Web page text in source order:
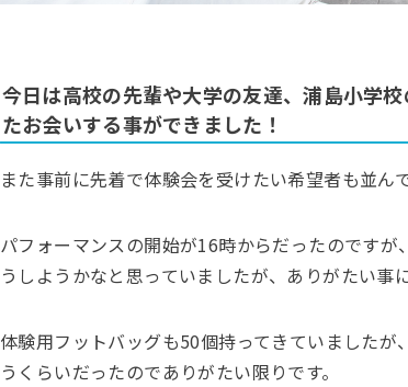
今日は高校の先輩や大学の友達、浦島小学
たお会いする事ができました！
また事前に先着で体験会を受けたい希望者も並ん
パフォーマンスの開始が16時からだったのです
うしようかなと思っていましたが、ありがたい事
体験用フットバッグも50個持ってきていました
うくらいだったのでありがたい限りです。